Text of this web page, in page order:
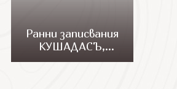
ЕКЗОТИКА
Ранни записвания
КУШАДАСЪ,
Турция - 7 нощувки